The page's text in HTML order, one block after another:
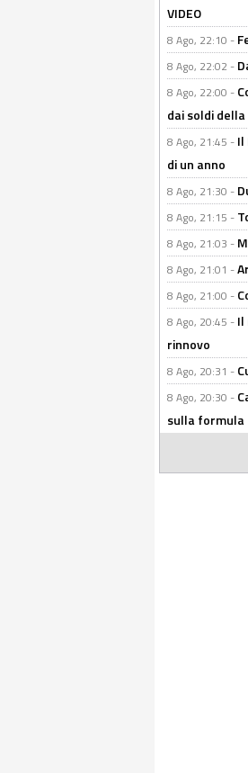
VIDEO
8 Ago, 22:10 -
8 Ago, 22:02 -
8 Ago, 22:00 -
dai soldi
8 Ago, 21:45 - Il
di un anno
8 Ago, 21:30 -
8 Ago, 21:15 -
8 Ago, 21:03 -
8 Ago, 21:01 -
8 Ago, 21:00 -
8 Ago, 20:45 - Il
rinnovo
8 Ago, 20:31 -
8 Ago, 20:30 -
sulla formula